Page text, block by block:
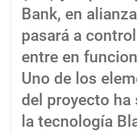
Bank, en
pasará a
entre en
Uno de los
del proyecto
la tecnología